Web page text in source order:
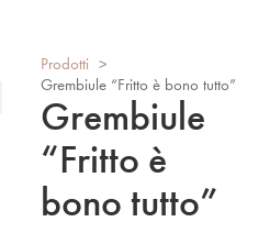
Prodotti >
Grembiule “Fritto è bono tutto”
Grembiule
“Fritto è
bono tutto”